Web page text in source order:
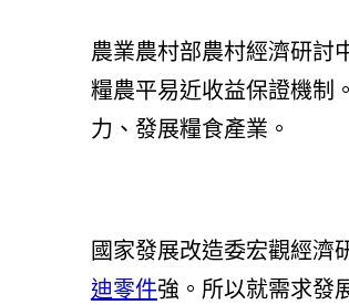
農業農村部農村經濟研討
糧農平易近收益保證機制
力、發展糧食產業。
國家發展改造委宏觀經濟
迪零件強。所以就需求發